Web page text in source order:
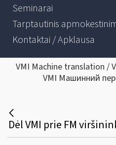
Seminarai
Tarptautinis
Kontaktai / Apklausa
VMI Machine translation /
VMI Машинний